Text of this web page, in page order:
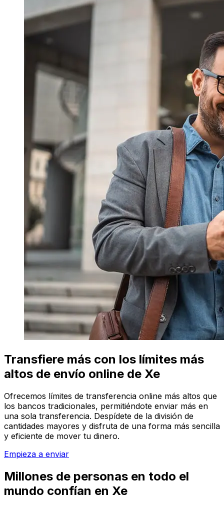
Transfiere más con los límites más
altos de envío online de Xe
Ofrecemos límites de transferencia online más altos que
los bancos tradicionales, permitiéndote enviar más en
una sola transferencia. Despídete de la división de
cantidades mayores y disfruta de una forma más sencilla
y eficiente de mover tu dinero.
Empieza a enviar
Millones de personas en todo el
mundo confían en Xe